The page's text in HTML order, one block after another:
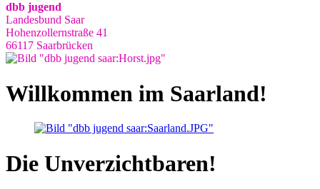
dbb jugend
Landesbund Saar
Hohenzollernstraße 41
66117 Saarbrücken
Willkommen im Saarland!
Die Unverzichtbaren!